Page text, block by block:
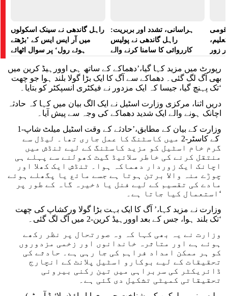
راہل گاندھی نے سینک اسکولوں
میں آر ایس ایس کے ’بڑھتے
ہوئے رول‘ پر سوال اٹھائے
ہراسانی، تشدد اور بربریت:
راہل گاندھی نے پولیس
کارروائی کا سامنا کرنے والے
قومی
زور
رپورٹ میں مزید کہا گیا،’دھماکے کے ساتھ ہی اوورہیڈ کرین میں
بھی آگ لگ گئی۔ دھماکے سے آگ کا ایک بڑا گولا بلند ہوا جو چھت
تک پہنچ گیا، جیسا کہ ایک مزدور نے فیکٹری انسپکٹر کو بتایا۔‘
دریں اثنا، مرکزی وزارت اسٹیل نے ایک الگ بیان میں کہا کہ حادثہ
اچانک ہونے والے ایک شدید دھماکے کی وجہ سے پیش آیا۔
وزارت کے بیان کے مطابق،’حادثے کے وقت اسٹیل میلٹ شاپ-1
کے کاسٹر-2 میں کاسٹنگ کا عمل جاری تھا۔ لیڈل سے
گرم خام اسٹیل کو مزید کاسٹنگ کے لیے ٹنڈش میں
منتقل کرنے کی خاطر سلائیڈ گیٹ کھولنے سے پہلے ہی
اچانک ایک زوردار دھماکہ ہوا۔ ٹنڈش ایک کھلا اور
چوڑے منہ والا برتن ہوتا ہے جسے مائع یا پگھلے ہوئے
مادے کی تقسیم کے لیے فنل یا ذخیرہ گاہ کے طور پر
استعمال کیا جاتا ہے۔‘
وزارت نے مزید کہا،’ آگ کا ایک بہت بڑا گولا ورکشاپ کی چھت
تک بلند ہوا، جس کے بعد اوورہیڈ کرین-2 میں آگ لگ گئی۔‘
وزارت نے یہ بھی کہا کہ وہ صورتحال پر نظر رکھے
ہوئے ہے اور متاثرہ خاندانوں اور زخمی مزدوروں
کو ہر ممکن امداد فراہم کی جا رہی ہے۔ حادثے کی
تحقیقات کے لیے بوکارو اسٹیل پلانٹ کے انچارج
ڈائریکٹر کی سربراہی میں تین رکنی بیرونی
تحقیقاتی کمیٹی تشکیل دی گئی ہے۔